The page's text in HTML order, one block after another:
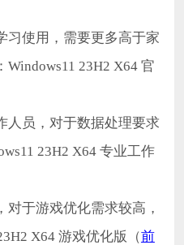
使用，需要更多高于家
23H2 X64 官
员，对于数据处理要求
23H2 X64 专业工作
于游戏优化需求较高，
X64 游戏优化版（前